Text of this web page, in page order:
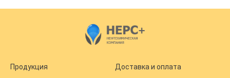
Продукция
Доставка и оплата